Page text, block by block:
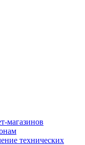
магазинов
технических